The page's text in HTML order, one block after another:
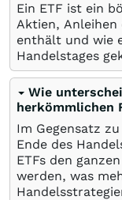
Ein ETF ist ein
Aktien, Anleihen
enthält und wie
Handelstages
Wie
herkömmlichen
Im Gegensatz
Ende des
ETFs den
werden, was